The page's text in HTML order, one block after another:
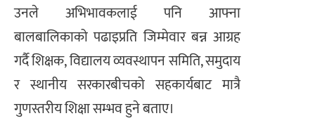
उनले अभिभावकलाई पनि आफ्ना
बालबालिकाको पढाइप्रति जिम्मेवार बन्न आग्रह
गर्दै शिक्षक, विद्यालय व्यवस्थापन समिति, समुदाय
र स्थानीय सरकारबीचको सहकार्यबाट मात्रै
गुणस्तरीय शिक्षा सम्भव हुने बताए।